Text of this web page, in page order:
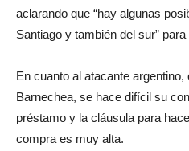
aclarando que “hay algunas
Santiago y también del sur”
En cuanto al atacante
Barnechea, se hace difícil su
préstamo y la cláusula para
compra es muy alta.